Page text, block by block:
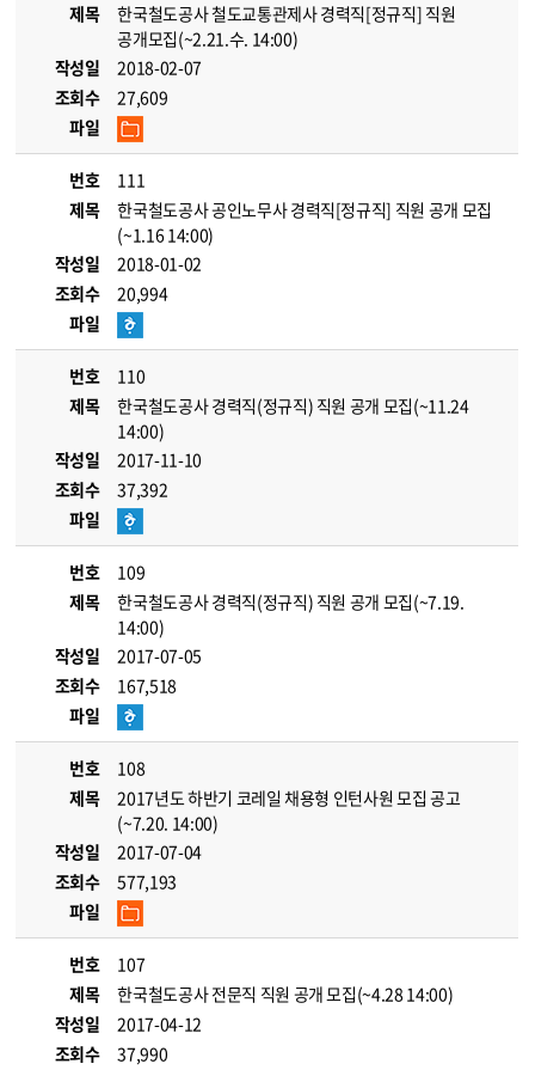
제목
한국철도공사 철도교통관제사 경력직[정규직] 직원
공개모집(~2.21.수. 14:00)
작성일
2018-02-07
조회수
27,609
파일
번호
111
제목
한국철도공사 공인노무사 경력직[정규직] 직원 공개 모집
(~1.16 14:00)
작성일
2018-01-02
조회수
20,994
파일
번호
110
제목
한국철도공사 경력직(정규직) 직원 공개 모집(~11.24
14:00)
작성일
2017-11-10
조회수
37,392
파일
번호
109
제목
한국철도공사 경력직(정규직) 직원 공개 모집(~7.19.
14:00)
작성일
2017-07-05
조회수
167,518
파일
번호
108
제목
2017년도 하반기 코레일 채용형 인턴사원 모집 공고
(~7.20. 14:00)
작성일
2017-07-04
조회수
577,193
파일
번호
107
제목
한국철도공사 전문직 직원 공개 모집(~4.28 14:00)
작성일
2017-04-12
조회수
37,990